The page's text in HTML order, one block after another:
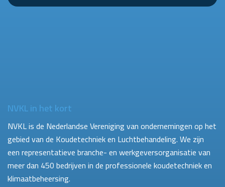
NVKL in het kort
NVKL is de Nederlandse Vereniging van ondernemingen op het
gebied van de Koudetechniek en Luchtbehandeling. We zijn
een representatieve branche- en werkgeversorganisatie van
meer dan 450 bedrijven in de professionele koudetechniek en
klimaatbeheersing.